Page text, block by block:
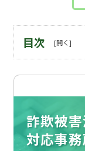
目次
詐欺被
対応事